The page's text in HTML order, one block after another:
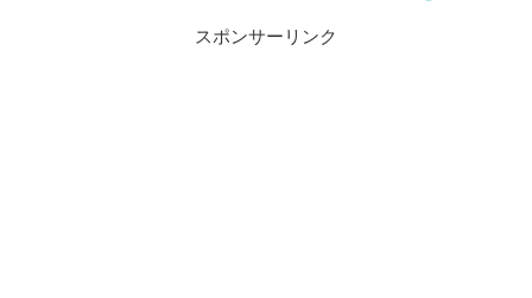
スポンサーリンク